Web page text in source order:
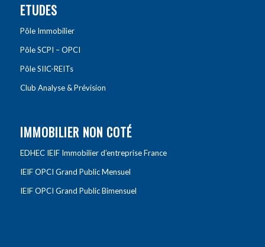
ETUDES
Pôle Immobilier
Pôle SCPI – OPCI
Pôle SIIC-REITs
Club Analyse & Prévision
IMMOBILIER NON COTÉ
EDHEC IEIF Immobilier d’entreprise France
IEIF OPCI Grand Public Mensuel
IEIF OPCI Grand Public Bimensuel